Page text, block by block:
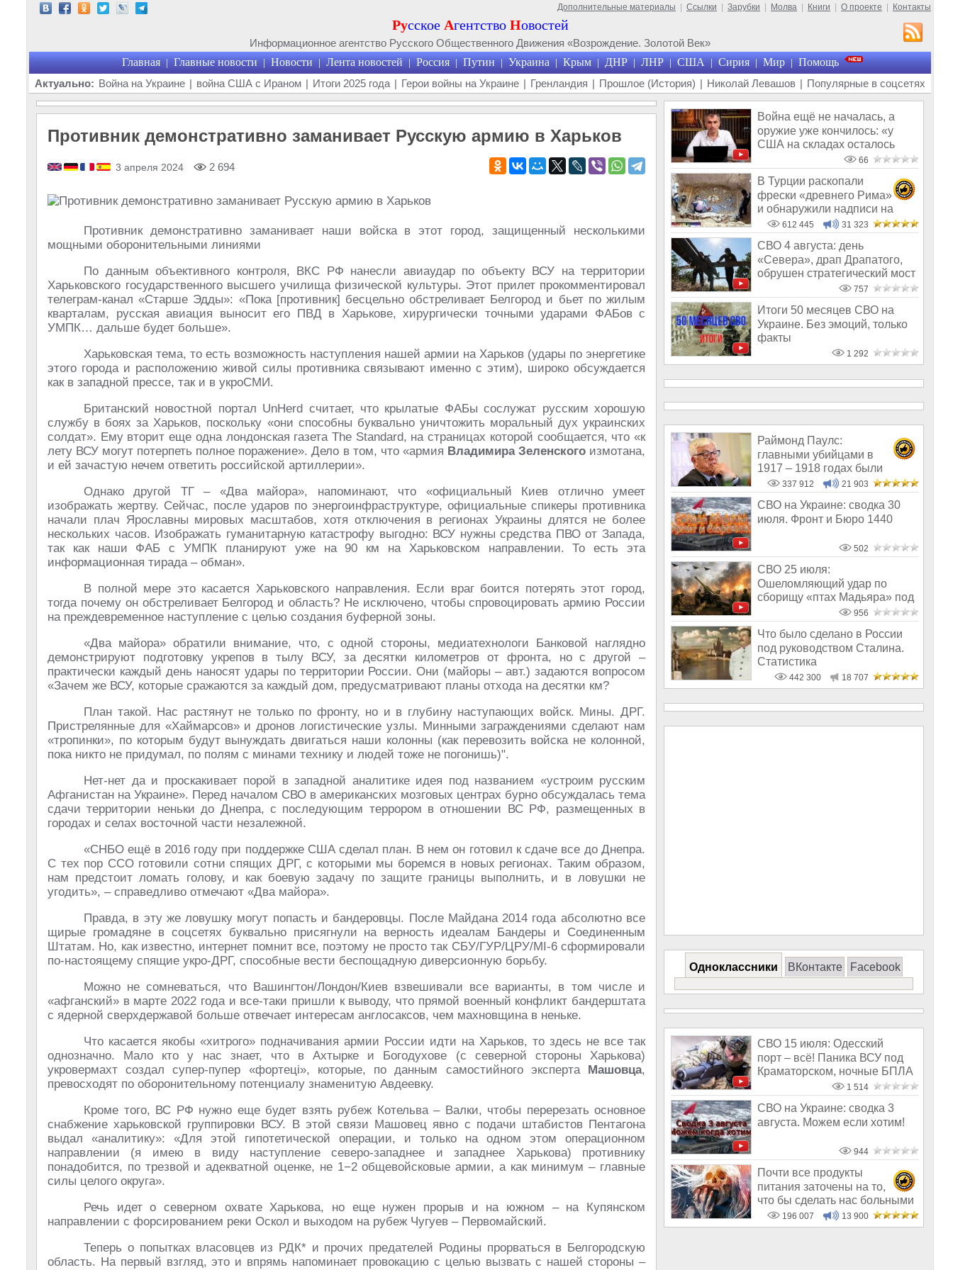
Дополнительные материалы Ссылки Зарубки Молва Книги О проекте Контакты
Русское Агентство Новостей
Информационное агентство Русского Общественного Движения «Возрождение. Золотой Век»
Главная | Главные новости | Новости | Лента новостей | Россия | Путин | Украина | Крым | ДНР | ЛНР | США | Сирия | Мир | Помощь
Актуально: Война на Украине | война США с Ираном | Итоги 2025 года | Герои войны на Украине | Гренландия | Прошлое (История) | Николай Левашов | Популярные в соцсетях
Противник демонстративно заманивает Русскую армию в Харьков
3 апреля 2024 2 694
Противник демонстративно заманивает наши войска в этот город, защищенный несколькими
мощными оборонительными линиями
По данным объективного контроля, ВКС РФ нанесли авиаудар по объекту ВСУ на территории
Харьковского государственного высшего училища физической культуры. Этот прилет прокомментировал
телеграм-канал «Старше Эдды»: «Пока [противник] бесцельно обстреливает Белгород и бьет по жилым
кварталам, русская авиация выносит его ПВД в Харькове, хирургически точными ударами ФАБов с
УМПК… дальше будет больше».
Харьковская тема, то есть возможность наступления нашей армии на Харьков (удары по энергетике
этого города и расположению живой силы противника связывают именно с этим), широко обсуждается
как в западной прессе, так и в укроСМИ.
Британский новостной портал UnHerd считает, что крылатые ФАБы сослужат русским хорошую
службу в боях за Харьков, поскольку «они способны буквально уничтожить моральный дух украинских
солдат». Ему вторит еще одна лондонская газета The Standard, на страницах которой сообщается, что «к
лету ВСУ могут потерпеть полное поражение». Дело в том, что «армия Владимира Зеленского измотана,
и ей зачастую нечем ответить российской артиллерии».
Однако другой ТГ – «Два майора», напоминают, что «официальный Киев отлично умеет
изображать жертву. Сейчас, после ударов по энергоинфраструктуре, официальные спикеры противника
начали плач Ярославны мировых масштабов, хотя отключения в регионах Украины длятся не более
нескольких часов. Изображать гуманитарную катастрофу выгодно: ВСУ нужны средства ПВО от Запада,
так как наши ФАБ с УМПК планируют уже на 90 км на Харьковском направлении. То есть эта
информационная тирада – обман».
В полной мере это касается Харьковского направления. Если враг боится потерять этот город,
тогда почему он обстреливает Белгород и область? Не исключено, чтобы спровоцировать армию России
на преждевременное наступление с целью создания буферной зоны.
«Два майора» обратили внимание, что, с одной стороны, медиатехнологи Банковой наглядно
демонстрируют подготовку укрепов в тылу ВСУ, за десятки километров от фронта, но с другой –
практически каждый день наносят удары по территории России. Они (майоры – авт.) задаются вопросом
«Зачем же ВСУ, которые сражаются за каждый дом, предусматривают планы отхода на десятки км?
План такой. Нас растянут не только по фронту, но и в глубину наступающих войск. Мины. ДРГ.
Пристрелянные для «Хаймарсов» и дронов логистические узлы. Минными заграждениями сделают нам
«тропинки», по которым будут вынуждать двигаться наши колонны (как перевозить войска не колонной,
пока никто не придумал, по полям с минами технику и людей тоже не погонишь)".
Нет-нет да и проскакивает порой в западной аналитике идея под названием «устроим русским
Афганистан на Украине». Перед началом СВО в американских мозговых центрах бурно обсуждалась тема
сдачи территории неньки до Днепра, с последующим террором в отношении ВС РФ, размещенных в
городах и селах восточной части незалежной.
«СНБО ещё в 2016 году при поддержке США сделал план. В нем он готовил к сдаче все до Днепра.
С тех пор ССО готовили сотни спящих ДРГ, с которыми мы боремся в новых регионах. Таким образом,
нам предстоит ломать голову, и как боевую задачу по защите границы выполнить, и в ловушки не
угодить», – справедливо отмечают «Два майора».
Правда, в эту же ловушку могут попасть и бандеровцы. После Майдана 2014 года абсолютно все
щирые громадяне в соцсетях буквально присягнули на верность идеалам Бандеры и Соединенным
Штатам. Но, как известно, интернет помнит все, поэтому не просто так СБУ/ГУР/ЦРУ/MI-6 сформировали
по-настоящему спящие укро-ДРГ, способные вести беспощадную диверсионную борьбу.
Можно не сомневаться, что Вашингтон/Лондон/Киев взвешивали все варианты, в том числе и
«афганский» в марте 2022 года и все-таки пришли к выводу, что прямой военный конфликт бандерштата
с ядерной сверхдержавой больше отвечает интересам англосаксов, чем махновщина в неньке.
Что касается якобы «хитрого» подначивания армии России идти на Харьков, то здесь не все так
однозначно. Мало кто у нас знает, что в Ахтырке и Богодухове (с северной стороны Харькова)
укровермахт создал супер-пупер «фортецi», которые, по данным самостийного эксперта Машовца,
превосходят по оборонительному потенциалу знаменитую Авдеевку.
Кроме того, ВС РФ нужно еще будет взять рубеж Котельва – Валки, чтобы перерезать основное
снабжение харьковской группировки ВСУ. В этой связи Машовец явно с подачи штабистов Пентагона
выдал «аналитику»: «Для этой гипотетической операции, и только на одном этом операционном
направлении (я имею в виду наступление северо-западнее и западнее Харькова) противнику
понадобится, по трезвой и адекватной оценке, не 1−2 общевойсковые армии, а как минимум – главные
силы целого округа».
Речь идет о северном охвате Харькова, но еще нужен прорыв и на южном – на Купянском
направлении с форсированием реки Оскол и выходом на рубеж Чугуев – Первомайский.
Теперь о попытках власовцев из РДК* и прочих предателей Родины прорваться в Белгородскую
область. На первый взгляд, это и впрямь напоминает провокацию с целью вызвать с нашей стороны –
Война ещё не началась, а
оружие уже кончилось: «у
США на складах осталось
66
В Турции раскопали
фрески «древнего Рима»
и обнаружили надписи на
Русском!
612 445 31 323
СВО 4 августа: день
«Севера», драп Драпатого,
обрушен стратегический мост
757
Итоги 50 месяцев СВО на
Украине. Без эмоций, только
факты
1 292
Раймонд Паулс:
главными убийцами в
1917 – 1918 годах были
латыши и евреи, а не русс
337 912 21 903
СВО на Украине: сводка 30
июля. Фронт и Бюро 1440
502
СВО 25 июля:
Ошеломляющий удар по
сборищу «птах Мадьяра» под
Киевом, разгром ВСУ по
956
Что было сделано в России
под руководством Сталина.
Статистика
442 300 18 707
Одноклассники ВКонтакте Facebook
СВО 15 июля: Одесский
порт – всё! Паника ВСУ под
Краматорском, ночные БПЛА
1 514
СВО на Украине: сводка 3
августа. Можем если хотим!
944
Почти все продукты
питания заточены на то,
что бы сделать нас больными
и бесплодным
196 007 13 900